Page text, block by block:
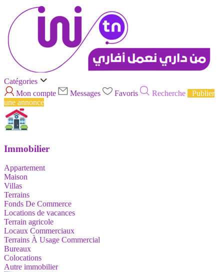
Catégories
Mon compte
Messages Favoris Recherche
Publier
une annonce
Immobilier
Appartement
Maison
Villas
Terrains
Fonds De Commerce
Locations de vacances
Terrain agricole
Locaux Commerciaux
Terrains À Usage Commercial
Bureaux
Colocations
Autre immobilier